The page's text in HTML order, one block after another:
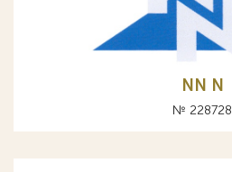
NN N
№ 228728